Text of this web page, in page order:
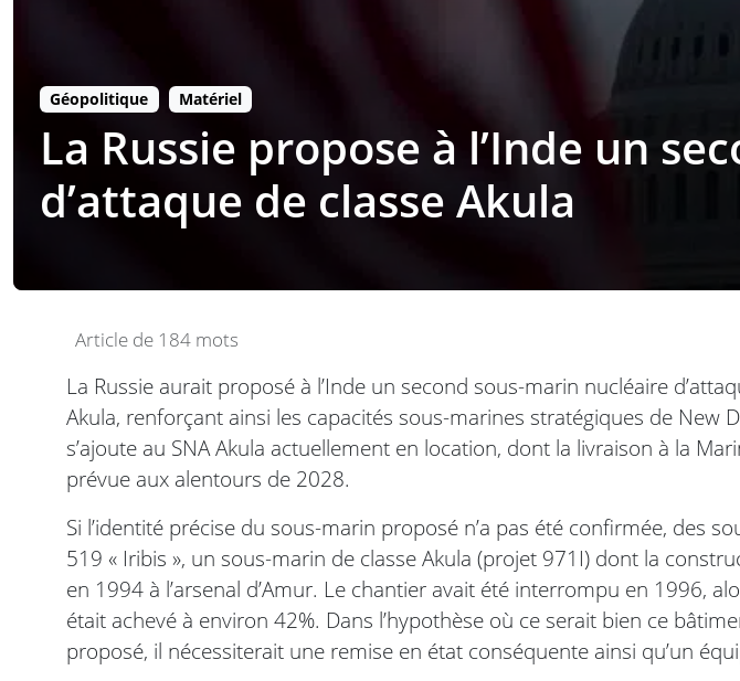
Géopolitique Matériel
La Russie propose à l’Inde un
d’attaque de classe Akula
Article de 184 mots
La Russie aurait proposé à l’Inde un second sous-marin nucléaire
Akula, renforçant ainsi les capacités sous-marines stratégiques de New
s’ajoute au SNA Akula actuellement en location, dont la livraison à la
prévue aux alentours de 2028.
Si l’identité précise du sous-marin proposé n’a pas été confirmée, des
519 « Iribis », un sous-marin de classe Akula (projet 971I) dont la
en 1994 à l’arsenal d’Amur. Le chantier avait été interrompu en 1996,
était achevé à environ 42%. Dans l’hypothèse où ce serait bien ce
proposé, il nécessiterait une remise en état conséquente ainsi qu’un